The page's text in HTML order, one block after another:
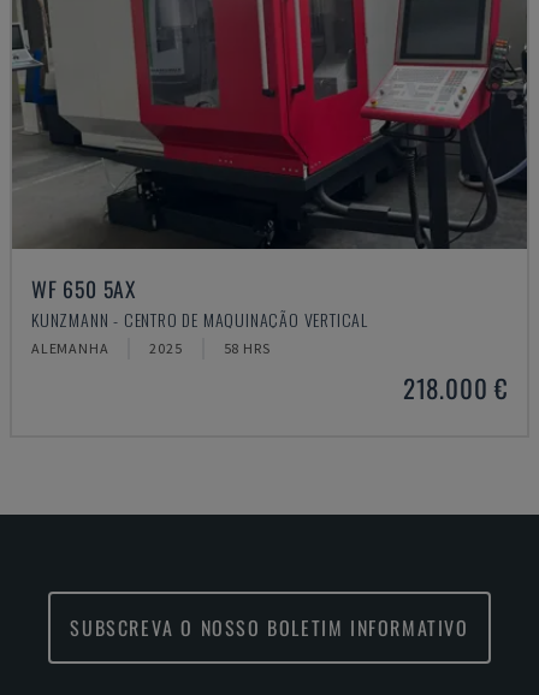
WF 650 5AX
KUNZMANN - CENTRO DE MAQUINAÇÃO VERTICAL
ALEMANHA 2025 58 HRS
218.000 €
SUBSCREVA O NOSSO BOLETIM INFORMATIVO